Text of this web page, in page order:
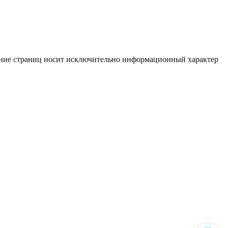
страниц носит исключительно информационный характер